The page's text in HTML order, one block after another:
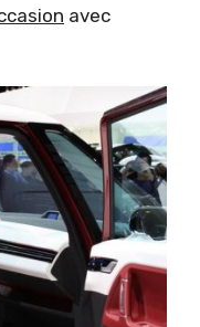
avec